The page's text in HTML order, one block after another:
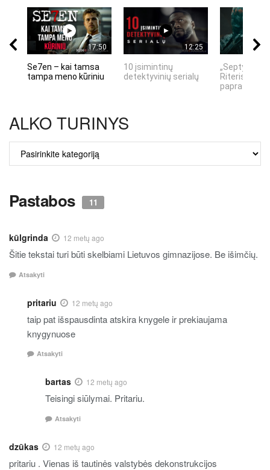
17:50
Se7en – kai tamsa
tampa meno kūriniu
12:25
10 įsimintinų
detektyvinių serialų
„Septynių
Riteris" – kai
ALKO TURINYS
ALKO
TURINYS
Pastabos 11
kūlgrinda 12 metų ago
Šitie tekstai turi būti skelbiami Lietuvos gimnazijose. Be išimčių.
Atsakyti
pritariu 12 metų ago
taip pat išspausdinta atskira knygele ir prekiaujama
knygynuose
Atsakyti
bartas 12 metų ago
Teisingi siūlymai. Pritariu.
Atsakyti
dzūkas 12 metų ago
pritariu . Vienas iš tautinės valstybės dekonstrukcijos